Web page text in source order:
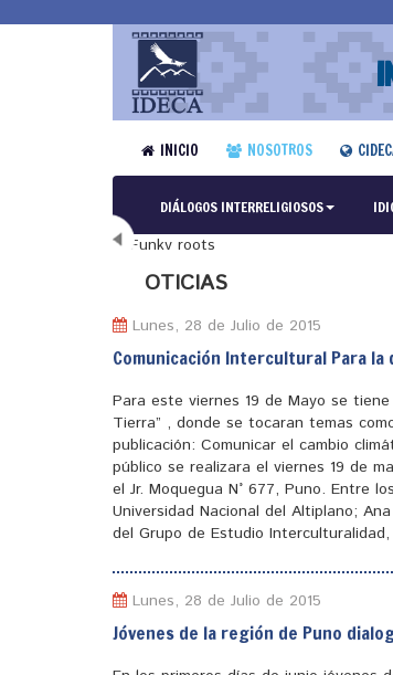
INICIO NOSOTROS
DIÁLOGOS INTERRELIGIOSOS
OTICIAS
Lunes, 28 de Julio de 2015
Comunicación Intercultural Para la
Para este viernes 19 de Mayo se
Tierra” , donde se tocaran temas
publicación: Comunicar el cambio
público se realizara el viernes 19 de
el Jr. Moquegua N° 677, Puno. Entre
Universidad Nacional del Altiplano;
del Grupo de Estudio
Lunes, 28 de Julio de 2015
Jóvenes de la región de Puno